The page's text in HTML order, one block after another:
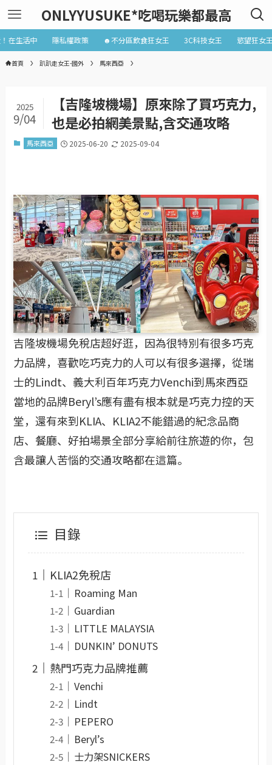
ONLYYUSUKE*吃喝玩樂都最高
在生活中 隱私權政策 ☻不分區飲食狂女王 3C科技女王 慾望狂女
首頁 趴趴走女王-國外 馬來西亞
【吉隆坡機場】原來除了買巧克力,
也是必拍網美景點,含交通攻略
2025
9/04
馬來西亞 2025-06-20 2025-09-04
吉隆坡機場免稅店超好逛，因為很特別有很多巧克
力品牌，喜歡吃巧克力的人可以有很多選擇，從瑞
士的Lindt、義大利百年巧克力Venchi到馬來西亞
當地的品牌Beryl’s應有盡有根本就是巧克力控的天
堂，還有來到KLIA、KLIA2不能錯過的紀念品商
店、餐廳、好拍場景全部分享給前往旅遊的你，包
含最讓人苦惱的交通攻略都在這篇。
目錄
KLIA2免稅店
Roaming Man
Guardian
LITTLE MALAYSIA
DUNKIN’ DONUTS
熱門巧克力品牌推薦
Venchi
Lindt
PEPERO
Beryl’s
士力架SNICKERS